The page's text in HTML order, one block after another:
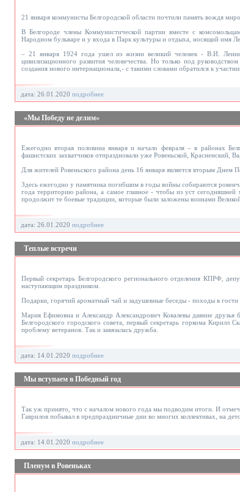
21 января коммунисты Белгородской области почтили память вождя
В Белгороде члены Коммунистической партии вместе с
Народном бульваре и у входа в Парк культуры и отдыха, носящий имя
– 21 января 1924 года ушел из жизни великий человек - В.И.
цивилизационного развития человечества. Но только под
создания нового интернационала,- с такими словами обратился к
дата: 26.01.2020 подробнее
«Мы Победу не делим»
Ежегодно вторая половина января и начало февраля – в районах
фашистских захватчиков отпраздновали уже Ровеньской, Красненский,
Для жителей Ровеньского района день 16 января является вторым Днем
Здесь ежегодно у памятника погибшим в годы войны собираются
года территорию района, а самое главное - чтобы из уст
продолжит те боевые традиции, которые были заложены воинами Великой
дата: 26.01.2020 подробнее
Теплые встречи
Первый секретарь Белгородского регионального отделения КПРФ,
наступающим праздником.
Подарки, горячий ароматный чай и задушевные беседы - походы в гости
Мария Ефимовна и Александр Александрович Ковалевы давние
Белгородского городского совета, первый секретарь горкома Кирилл
проблему ветеранов. Так и завязалась дружба.
дата: 14.01.2020 подробнее
Мы вступаем в Победный год
Так уж принято, что с началом нового года мы подводим итоги. И
Гаврилов побывал в предпраздничные дни во многих коллективах, на
дата: 14.01.2020 подробнее
Пленум в Ровеньках